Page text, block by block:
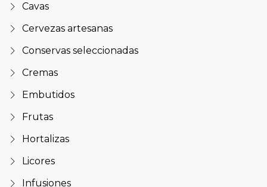
Cavas
Cervezas artesanas
Conservas seleccionadas
Cremas
Embutidos
Frutas
Hortalizas
Licores
Infusiones